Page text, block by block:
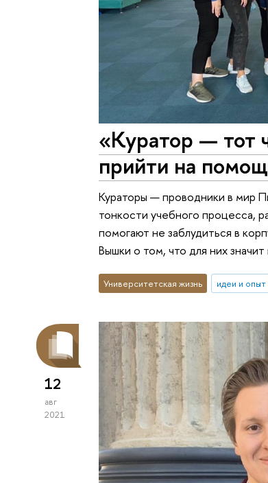
«Куратор — тот
прийти на
Кураторы — проводники в мир
тонкости учебного процесса,
помогают не заблудиться в
Вышки о том, что для них значит
Университетская жизнь идеи и опыт
12
авг
2021